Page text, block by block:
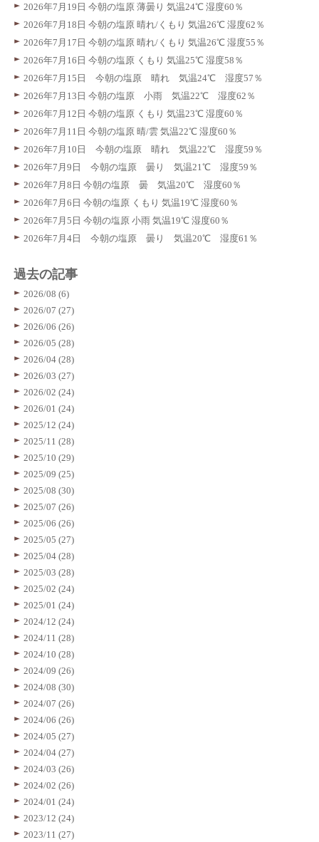
2026年7月19日 今朝の塩原 薄曇り 気温24℃ 湿度60％
2026年7月18日 今朝の塩原 晴れ/くもり 気温26℃ 湿度62％
2026年7月17日 今朝の塩原 晴れ/くもり 気温26℃ 湿度55％
2026年7月16日 今朝の塩原 くもり 気温25℃ 湿度58％
2026年7月15日 今朝の塩原 晴れ 気温24℃ 湿度57％
2026年7月13日 今朝の塩原 小雨 気温22℃ 湿度62％
2026年7月12日 今朝の塩原 くもり 気温23℃ 湿度60％
2026年7月11日 今朝の塩原 晴/雲 気温22℃ 湿度60％
2026年7月10日 今朝の塩原 晴れ 気温22℃ 湿度59％
2026年7月9日 今朝の塩原 曇り 気温21℃ 湿度59％
2026年7月8日 今朝の塩原 曇 気温20℃ 湿度60％
2026年7月6日 今朝の塩原 くもり 気温19℃ 湿度60％
2026年7月5日 今朝の塩原 小雨 気温19℃ 湿度60％
2026年7月4日 今朝の塩原 曇り 気温20℃ 湿度61％
過去の記事
2026/08 (6)
2026/07 (27)
2026/06 (26)
2026/05 (28)
2026/04 (28)
2026/03 (27)
2026/02 (24)
2026/01 (24)
2025/12 (24)
2025/11 (28)
2025/10 (29)
2025/09 (25)
2025/08 (30)
2025/07 (26)
2025/06 (26)
2025/05 (27)
2025/04 (28)
2025/03 (28)
2025/02 (24)
2025/01 (24)
2024/12 (24)
2024/11 (28)
2024/10 (28)
2024/09 (26)
2024/08 (30)
2024/07 (26)
2024/06 (26)
2024/05 (27)
2024/04 (27)
2024/03 (26)
2024/02 (26)
2024/01 (24)
2023/12 (24)
2023/11 (27)